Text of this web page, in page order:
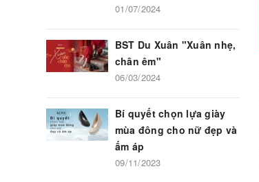
01/07/2024
BST Du Xuân "Xuân nhẹ,
chân êm"
06/03/2024
Bí quyết chọn lựa giày
mùa đông cho nữ đẹp và
ấm áp
09/11/2023